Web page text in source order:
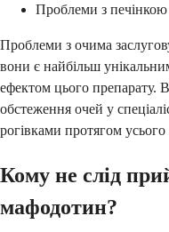
Проблеми з печінкою
Проблеми з очима
вони є найбільш
ефектом цього препарату.
обстеження очей у
рогівками протягом усього
Кому не слід
мафодотин?